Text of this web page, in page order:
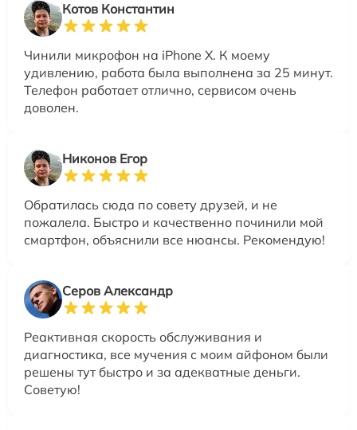
Котов Константин
Чинили микрофон на iPhone X. К моему
удивлению, работа была выполнена за 25 минут.
Телефон работает отлично, сервисом очень
доволен.
Никонов Егор
Обратилась сюда по совету друзей, и не
пожалела. Быстро и качественно починили мой
смартфон, объяснили все нюансы. Рекомендую!
Серов Александр
Реактивная скорость обслуживания и
диагностика, все мучения с моим айфоном были
решены тут быстро и за адекватные деньги.
Советую!